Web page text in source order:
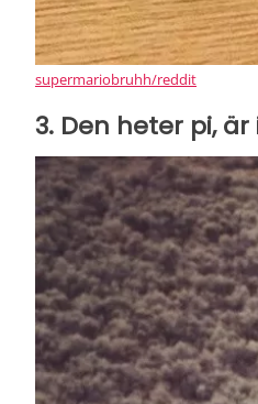
supermariobruhh/reddit
3. Den heter pi,